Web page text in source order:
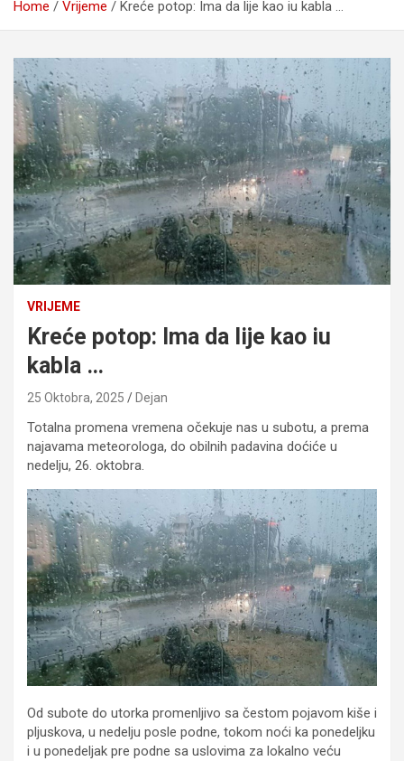
Home Vrijeme Kreće potop: Ima da lije kao iu kabla …
VRIJEME
Kreće potop: Ima da lije kao iu
kabla …
25 Oktobra, 2025 Dejan
Totalna promena vremena očekuje nas u subotu, a prema
najavama meteorologa, do obilnih padavina doćiće u
nedelju, 26. oktobra.
Od subote do utorka promenljivo sa čestom pojavom kiše i
pljuskova, u nedelju posle podne, tokom noći ka ponedeljku
i u ponedeljak pre podne sa uslovima za lokalno veću